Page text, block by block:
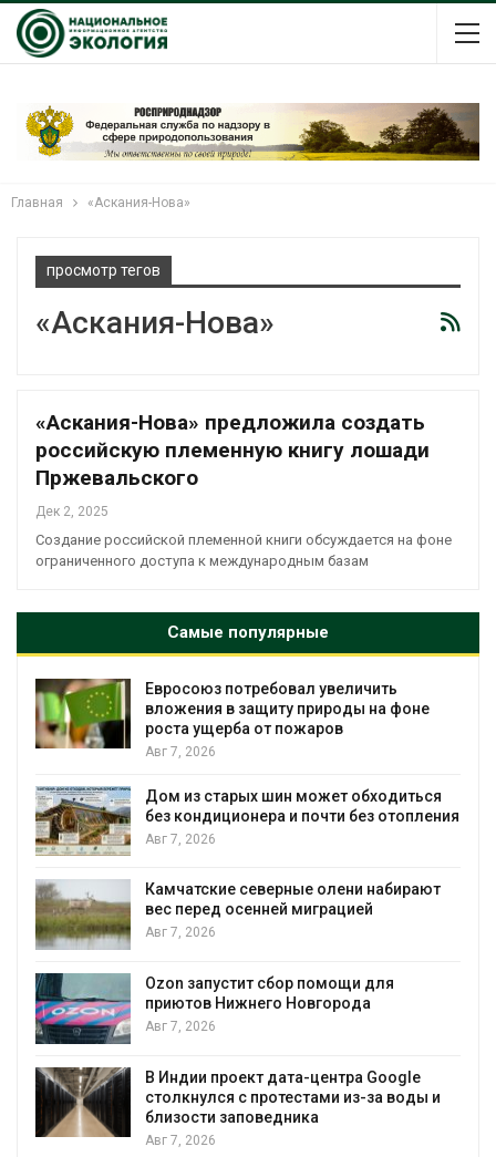
Главная «Аскания-Нова»
просмотр тегов
«Аскания-Нова»
«Аскания-Нова» предложила создать
российскую племенную книгу лошади
Пржевальского
Дек 2, 2025
Создание российской племенной книги обсуждается на фоне
ограниченного доступа к международным базам
Самые популярные
Евросоюз потребовал увеличить
вложения в защиту природы на фоне
роста ущерба от пожаров
Авг 7, 2026
Дом из старых шин может обходиться
без кондиционера и почти без отопления
Авг 7, 2026
Камчатские северные олени набирают
вес перед осенней миграцией
Авг 7, 2026
Ozon запустит сбор помощи для
приютов Нижнего Новгорода
Авг 7, 2026
В Индии проект дата-центра Google
столкнулся с протестами из-за воды и
близости заповедника
Авг 7, 2026